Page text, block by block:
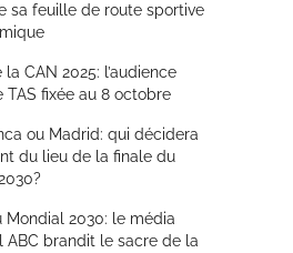
sa feuille de route sportive
la CAN 2025: l’audience
TAS fixée au 8 octobre
ou Madrid: qui décidera
du lieu de la finale du
Mondial 2030: le média
ABC brandit le sacre de la